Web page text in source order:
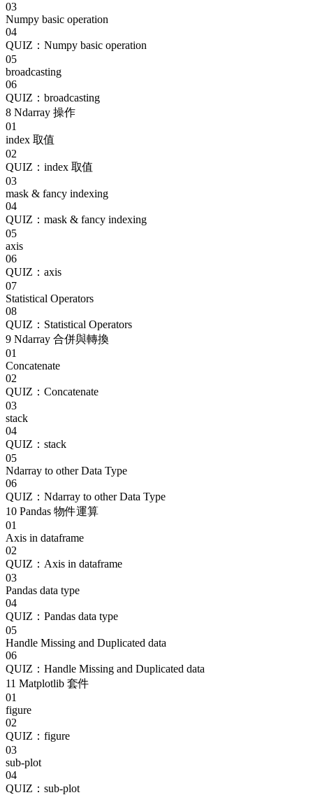
03
Numpy basic operation
04
QUIZ：Numpy basic operation
05
broadcasting
06
QUIZ：broadcasting
8 Ndarray 操作
01
index 取值
02
QUIZ：index 取值
03
mask & fancy indexing
04
QUIZ：mask & fancy indexing
05
axis
06
QUIZ：axis
07
Statistical Operators
08
QUIZ：Statistical Operators
9 Ndarray 合併與轉換
01
Concatenate
02
QUIZ：Concatenate
03
stack
04
QUIZ：stack
05
Ndarray to other Data Type
06
QUIZ：Ndarray to other Data Type
10 Pandas 物件運算
01
Axis in dataframe
02
QUIZ：Axis in dataframe
03
Pandas data type
04
QUIZ：Pandas data type
05
Handle Missing and Duplicated data
06
QUIZ：Handle Missing and Duplicated data
11 Matplotlib 套件
01
figure
02
QUIZ：figure
03
sub-plot
04
QUIZ：sub-plot